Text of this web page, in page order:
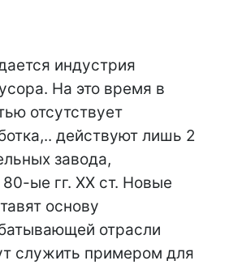
индустрия
На это время в
отсутствует
действуют лишь 2
завода,
ые гг. ХХ ст. Новые
основу
отрасли
служить примером для